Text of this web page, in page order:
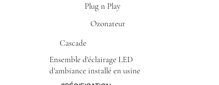
Ensemble d'éclairage LED
d'ambiance installé en usine
Cascade
Plug n Play
Ozonateur